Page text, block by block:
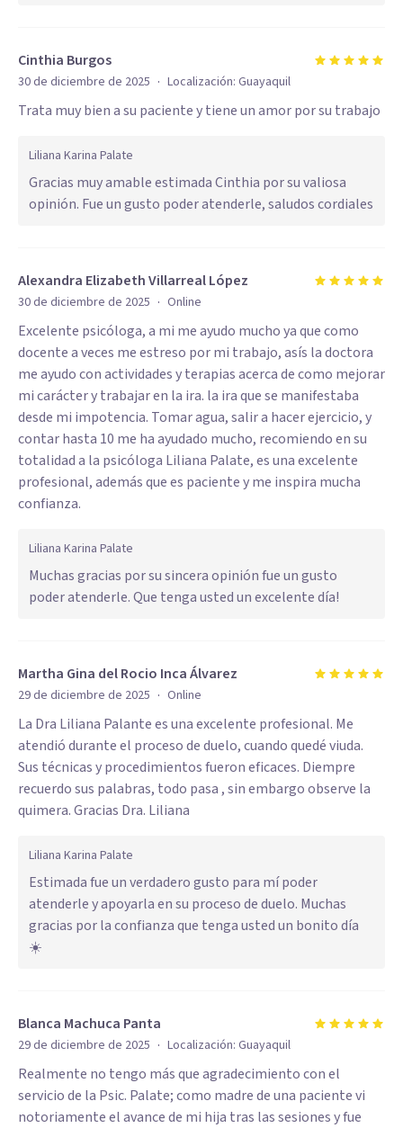
Cinthia Burgos
30 de diciembre de 2025 · Localización: Guayaquil
Trata muy bien a su paciente y tiene un amor por su trabajo
Liliana Karina Palate
Gracias muy amable estimada Cinthia por su valiosa
opinión. Fue un gusto poder atenderle, saludos cordiales
Alexandra Elizabeth Villarreal López
30 de diciembre de 2025 · Online
Excelente psicóloga, a mi me ayudo mucho ya que como
docente a veces me estreso por mi trabajo, asís la doctora
me ayudo con actividades y terapias acerca de como mejorar
mi carácter y trabajar en la ira. la ira que se manifestaba
desde mi impotencia. Tomar agua, salir a hacer ejercicio, y
contar hasta 10 me ha ayudado mucho, recomiendo en su
totalidad a la psicóloga Liliana Palate, es una excelente
profesional, además que es paciente y me inspira mucha
confianza.
Liliana Karina Palate
Muchas gracias por su sincera opinión fue un gusto
poder atenderle. Que tenga usted un excelente día!
Martha Gina del Rocio Inca Álvarez
29 de diciembre de 2025 · Online
La Dra Liliana Palante es una excelente profesional. Me
atendió durante el proceso de duelo, cuando quedé viuda.
Sus técnicas y procedimientos fueron eficaces. Diempre
recuerdo sus palabras, todo pasa , sin embargo observe la
quimera. Gracias Dra. Liliana
Liliana Karina Palate
Estimada fue un verdadero gusto para mí poder
atenderle y apoyarla en su proceso de duelo. Muchas
gracias por la confianza que tenga usted un bonito día
☀️
Blanca Machuca Panta
29 de diciembre de 2025 · Localización: Guayaquil
Realmente no tengo más que agradecimiento con el
servicio de la Psic. Palate; como madre de una paciente vi
notoriamente el avance de mi hija tras las sesiones y fue